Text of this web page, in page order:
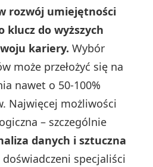
rozwój umiejętności
klucz do wyższych
kariery. Wybór
może przełożyć się na
nawet o 50-100%
Najwięcej możliwości
– szczególnie
danych i sztuczna
doświadczeni specjaliści